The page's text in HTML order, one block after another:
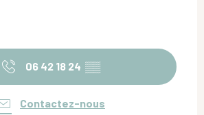
06 42 18 24 ▒▒
Contactez-nous